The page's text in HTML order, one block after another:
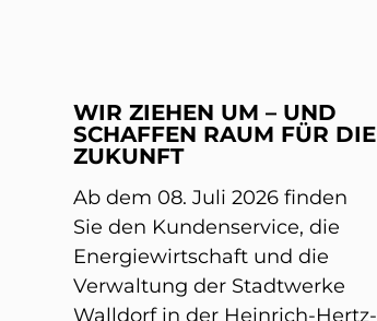
WIR ZIEHEN UM – UND
SCHAFFEN RAUM FÜR DIE
ZUKUNFT
Ab dem 08. Juli 2026 finden
Sie den Kundenservice, die
Energiewirtschaft und die
Verwaltung der Stadtwerke
Walldorf in der Heinrich-Hertz-